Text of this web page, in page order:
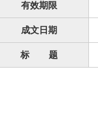
有效期限
成文日期
标 题